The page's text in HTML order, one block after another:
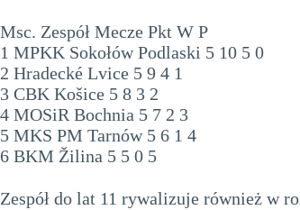
Msc. Zespół Mecze Pkt W P
1 MPKK Sokołów Podlaski 5 10 5 0
2 Hradecké Lvice 5 9 4 1
3 CBK Košice 5 8 3 2
4 MOSiR Bochnia 5 7 2 3
5 MKS PM Tarnów 5 6 1 4
6 BKM Žilina 5 5 0 5
Zespół do lat 11 rywalizuje również w